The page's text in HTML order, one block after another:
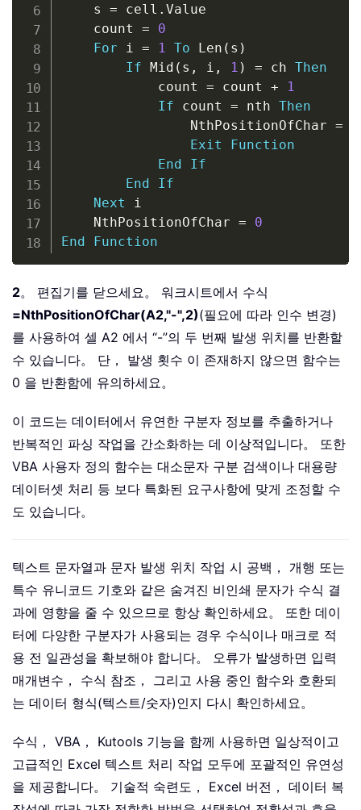
    s
= cell . Value
    count
=
0
For i = 1 To Len ( s )
If Mid ( s , i , 1 ) = ch Then
            count
= count +
1
If count = nth Then
                NthPositionOfChar
=
Exit
Function
End
If
End
If
Next i
    NthPositionOfChar
=
0
End
Function
2。 편집기를 닫으세요。 워크시트에서 수식
=NthPositionOfChar(A2,"-",2)(필요에 따라 인수 변경)
를 사용하여 셀 A2 에서 “-”의 두 번째 발생 위치를 반환할
수 있습니다。 단， 발생 횟수 이 존재하지 않으면 함수는
0 을 반환함에 유의하세요。
이 코드는 데이터에서 유연한 구분자 정보를 추출하거나
반복적인 파싱 작업을 간소화하는 데 이상적입니다。 또한
VBA 사용자 정의 함수는 대소문자 구분 검색이나 대용량
데이터셋 처리 등 보다 특화된 요구사항에 맞게 조정할 수
도 있습니다。
텍스트 문자열과 문자 발생 위치 작업 시 공백， 개행 또는
특수 유니코드 기호와 같은 숨겨진 비인쇄 문자가 수식 결
과에 영향을 줄 수 있으므로 항상 확인하세요。 또한 데이
터에 다양한 구분자가 사용되는 경우 수식이나 매크로 적
용 전 일관성을 확보해야 합니다。 오류가 발생하면 입력
매개변수， 수식 참조， 그리고 사용 중인 함수와 호환되
는 데이터 형식(텍스트/숫자)인지 다시 확인하세요。
수식， VBA， Kutools 기능을 함께 사용하면 일상적이고
고급적인 Excel 텍스트 처리 작업 모두에 포괄적인 유연성
을 제공합니다。 기술적 숙련도， Excel 버전， 데이터 복